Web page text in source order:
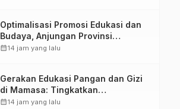
Optimalisasi Promosi Edukasi dan
Budaya, Anjungan Provinsi
Sulawesi Barat Perkuat Kolaborasi
calendar_month14 jam yang lalu
Gerakan Edukasi Pangan dan Gizi
di Mamasa: Tingkatkan
Pengetahuan dan Keterampilan
calendar_month14 jam yang lalu